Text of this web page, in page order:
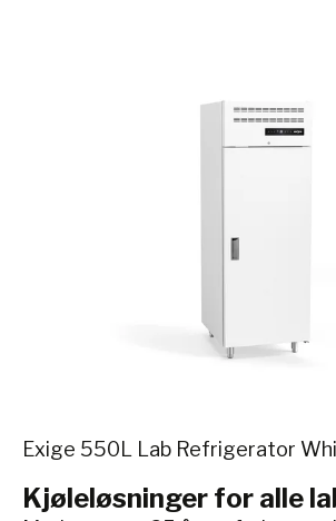
Exige 550L Lab Refrigerator
Kjøleløsninger for alle